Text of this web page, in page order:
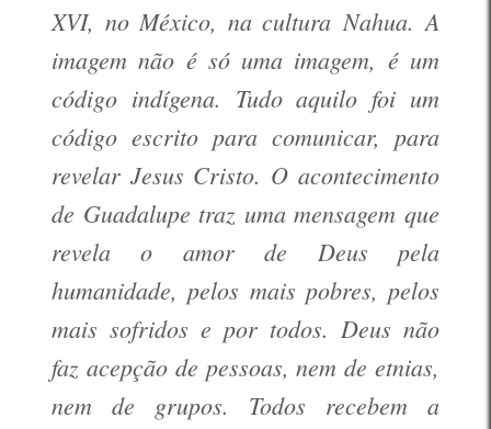
XVI, no México, na cultura Nahua. A
imagem não é só uma imagem, é um
código indígena. Tudo aquilo foi um
código escrito para comunicar, para
revelar Jesus Cristo. O acontecimento
de Guadalupe traz uma mensagem que
revela o amor de Deus pela
humanidade, pelos mais pobres, pelos
mais sofridos e por todos. Deus não
faz acepção de pessoas, nem de etnias,
nem de grupos. Todos recebem a